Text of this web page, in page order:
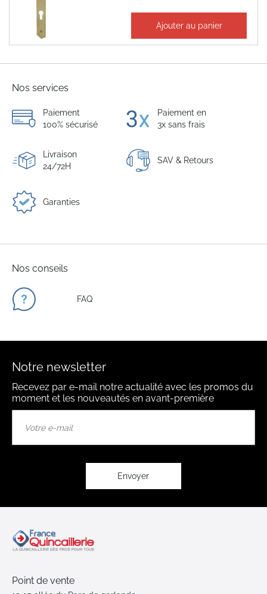
187,44 €
156,20 € Ajouter au panier
Nos services
Paiement
100% sécurisé
Paiement en
3x sans frais
Livraison
24/72H
SAV & Retours
Garanties
Nos conseils
FAQ
Notre newsletter
Recevez par e-mail notre actualité avec les promos du
moment et les nouveautés en avant-première
Envoyer
Point de vente